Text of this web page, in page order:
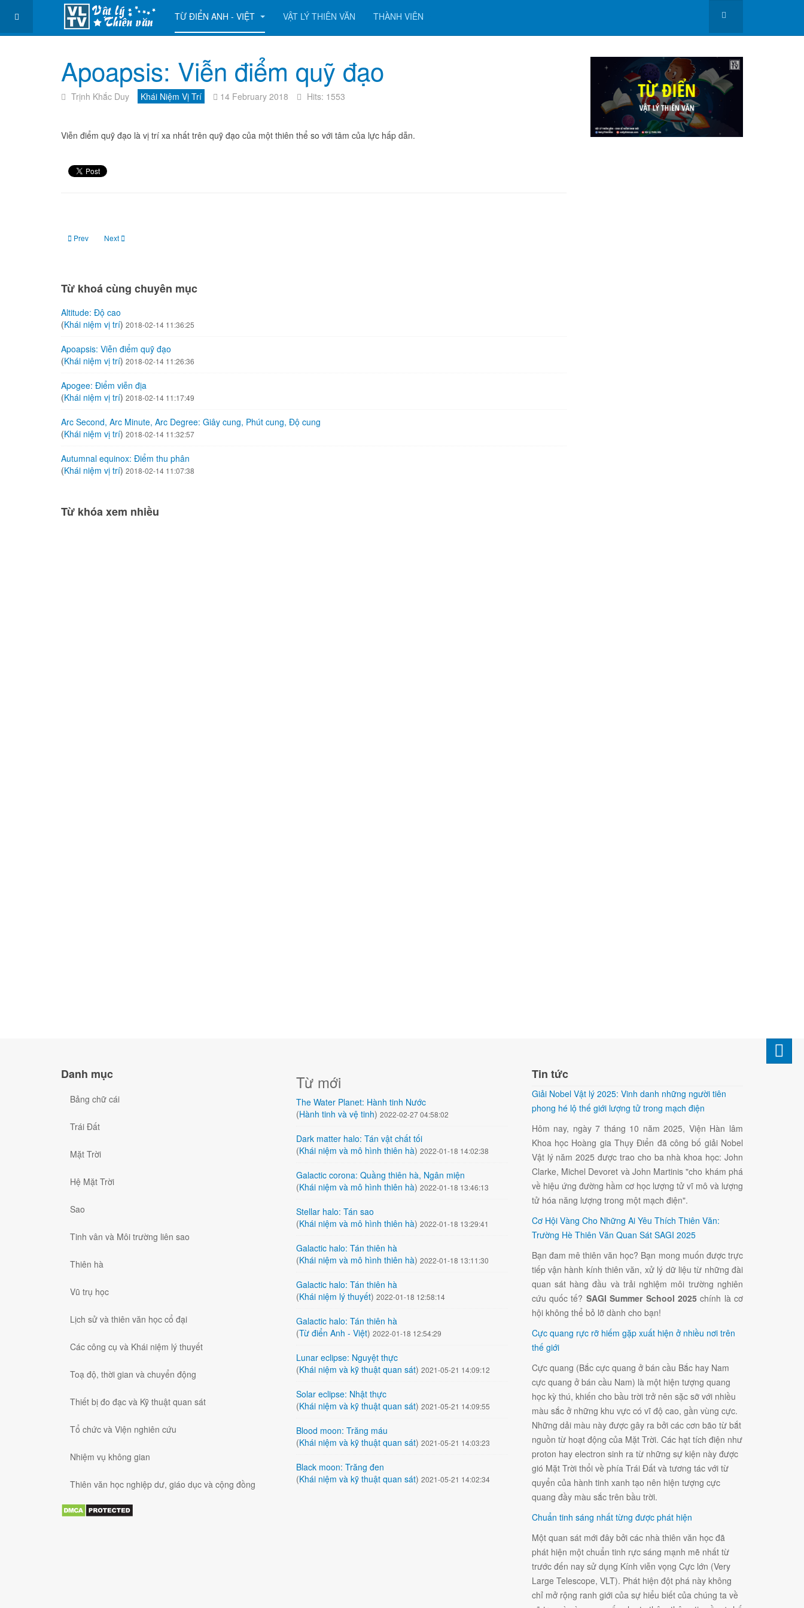
TỪ ĐIỂN ANH - VIỆT VẬT LÝ THIÊN VĂN THÀNH VIÊN
Apoapsis: Viễn điểm quỹ đạo
Trịnh Khắc Duy Khái Niệm Vị Trí 14 February 2018 Hits: 1553
Viễn điểm quỹ đạo là vị trí xa nhất trên quỹ đạo của một thiên thể so với tâm của lực hấp dẫn.
Previous article: Arc Second, Arc Minute, Arc Degree: Giây cung, Phút cung, Độ cung
Prev Next article: Apogee: Điểm viễn địa
Next
Từ khoá cùng chuyên mục
Altitude: Độ cao
(Khái niệm vị trí) 2018-02-14 11:36:25
Apoapsis: Viễn điểm quỹ đạo
(Khái niệm vị trí) 2018-02-14 11:26:36
Apogee: Điểm viễn địa
(Khái niệm vị trí) 2018-02-14 11:17:49
Arc Second, Arc Minute, Arc Degree: Giây cung, Phút cung, Độ cung
(Khái niệm vị trí) 2018-02-14 11:32:57
Autumnal equinox: Điểm thu phân
(Khái niệm vị trí) 2018-02-14 11:07:38
Từ khóa xem nhiều
Danh mục
Bảng chữ cái
Trái Đất
Mặt Trời
Hệ Mặt Trời
Sao
Tinh vân và Môi trường liên sao
Thiên hà
Vũ trụ học
Lịch sử và thiên văn học cổ đại
Các công cụ và Khái niệm lý thuyết
Toạ độ, thời gian và chuyển động
Thiết bị đo đạc và Kỹ thuật quan sát
Tổ chức và Viện nghiên cứu
Nhiệm vụ không gian
Thiên văn học nghiệp dư, giáo dục và cộng đồng
Từ mới
The Water Planet: Hành tinh Nước
(Hành tinh và vệ tinh)2022-02-27 04:58:02
Dark matter halo: Tán vật chất tối
(Khái niệm và mô hình thiên hà)2022-01-18 14:02:38
Galactic corona: Quầng thiên hà, Ngân miện
(Khái niệm và mô hình thiên hà)2022-01-18 13:46:13
Stellar halo: Tán sao
(Khái niệm và mô hình thiên hà)2022-01-18 13:29:41
Galactic halo: Tán thiên hà
(Khái niệm và mô hình thiên hà)2022-01-18 13:11:30
Galactic halo: Tán thiên hà
(Khái niệm lý thuyết)2022-01-18 12:58:14
Galactic halo: Tán thiên hà
(Từ điển Anh - Việt)2022-01-18 12:54:29
Lunar eclipse: Nguyệt thực
(Khái niệm và kỹ thuật quan sát)2021-05-21 14:09:12
Solar eclipse: Nhật thực
(Khái niệm và kỹ thuật quan sát)2021-05-21 14:09:55
Blood moon: Trăng máu
(Khái niệm và kỹ thuật quan sát)2021-05-21 14:03:23
Black moon: Trăng đen
(Khái niệm và kỹ thuật quan sát)2021-05-21 14:02:34
Tin tức
Giải Nobel Vật lý 2025: Vinh danh những người tiên
phong hé lộ thế giới lượng tử trong mạch điện
Hôm nay, ngày 7 tháng 10 năm 2025, Viện Hàn lâm
Khoa học Hoàng gia Thụy Điển đã công bố giải Nobel
Vật lý năm 2025 được trao cho ba nhà khoa học: John
Clarke, Michel Devoret và John Martinis "cho khám phá
về hiệu ứng đường hầm cơ học lượng tử vĩ mô và lượng
tử hóa năng lượng trong một mạch điện".
Cơ Hội Vàng Cho Những Ai Yêu Thích Thiên Văn:
Trường Hè Thiên Văn Quan Sát SAGI 2025
Bạn đam mê thiên văn học? Bạn mong muốn được trực
tiếp vận hành kính thiên văn, xử lý dữ liệu từ những đài
quan sát hàng đầu và trải nghiệm môi trường nghiên
cứu quốc tế? SAGI Summer School 2025chính là cơ
hội không thể bỏ lỡ dành cho bạn!
Cực quang rực rỡ hiếm gặp xuất hiện ở nhiều nơi trên
thế giới
Cực quang (Bắc cực quang ở bán cầu Bắc hay Nam
cực quang ở bán cầu Nam) là một hiện tượng quang
học kỳ thú, khiến cho bầu trời trở nên sặc sỡ với nhiều
màu sắc ở những khu vực có vĩ độ cao, gần vùng cực.
Những dải màu này được gây ra bởi các cơn bão từ bắt
nguồn từ hoạt động của Mặt Trời. Các hạt tích điện như
proton hay electron sinh ra từ những sự kiện này được
gió Mặt Trời thổi về phía Trái Đất và tương tác với từ
quyển của hành tinh xanh tạo nên hiện tượng cực
quang đầy màu sắc trên bầu trời.
Chuẩn tinh sáng nhất từng được phát hiện
Một quan sát mới đây bởi các nhà thiên văn học đã
phát hiện một chuẩn tinh rực sáng mạnh mẽ nhất từ
trước đến nay sử dụng Kính viễn vọng Cực lớn (Very
Large Telescope, VLT). Phát hiện đột phá này không
chỉ mở rộng ranh giới của sự hiểu biết của chúng ta về